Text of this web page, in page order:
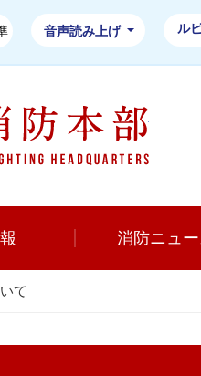
音声読み上げ ル
消防ニュー
て